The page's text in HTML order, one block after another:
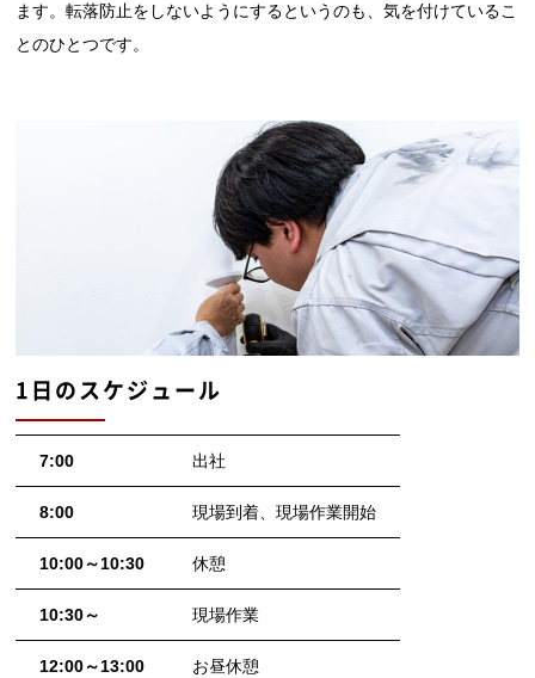
ます。転落防止をしないようにするというのも、気を付けているこ
とのひとつです。
1日のスケジュール
7:00 出社
8:00 現場到着、現場作業開始
10:00～10:30 休憩
10:30～ 現場作業
12:00～13:00 お昼休憩